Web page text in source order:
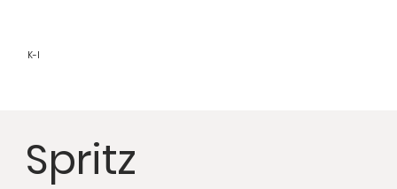
K-I
Spritz